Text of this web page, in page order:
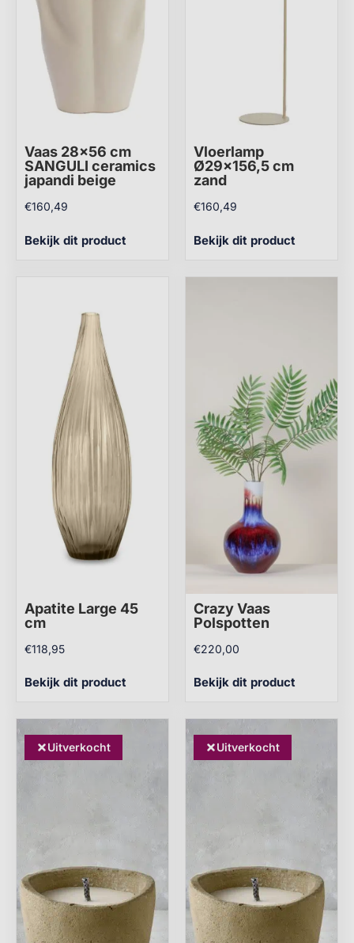
Vaas 28×56 cm
SANGULI ceramics
japandi beige
€160,49
Bekijk dit product
Vloerlamp
Ø29×156,5 cm
zand
€160,49
Bekijk dit product
Apatite Large 45
cm
€118,95
Bekijk dit product
Crazy Vaas
Polspotten
€220,00
Bekijk dit product
Uitverkocht Uitverkocht